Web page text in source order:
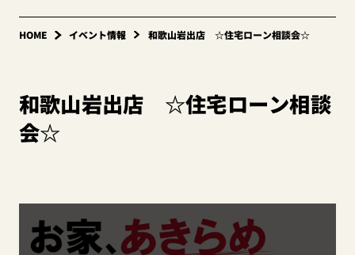
HOME イベント情報 和歌山岩出店 ☆住宅ローン相談会☆
和歌山岩出店 ☆住宅ローン相談
会☆